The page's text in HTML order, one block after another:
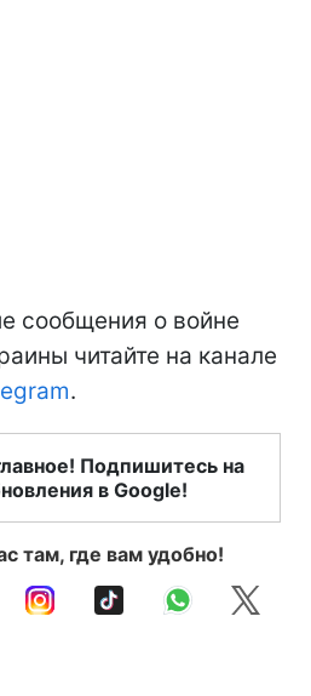
сообщения о войне
читайте на канале
.
Подпишитесь на
в Google!
там, где вам удобно!